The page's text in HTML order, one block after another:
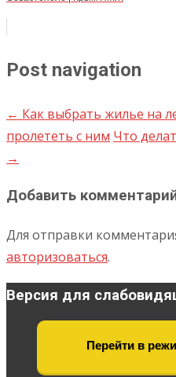
Post navigation
← Как выбрать жилье на
пролететь с ним Что
→
Добавить
Для отправки
авторизоваться.
Версия для
Перейти в